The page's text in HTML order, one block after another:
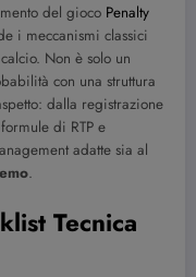
del gioco Penalty
i meccanismi classici
Non è solo un
con una struttura
dalla registrazione
di RTP e
adatte sia al
.
Tecnica